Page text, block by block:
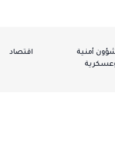
أمنية
اقتصاد